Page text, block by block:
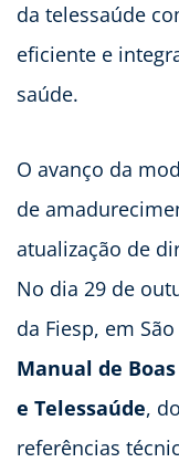
da telessaúde
eficiente e
saúde.
O avanço da
de
atualização de
No dia 29 de
da Fiesp, em
Manual de
e Telessaúde,
referências